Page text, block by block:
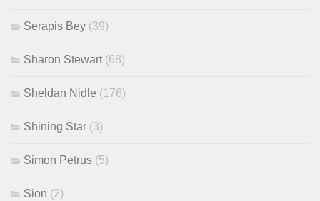
Serapis Bey (39)
Sharon Stewart(68)
Sheldan Nidle (176)
Shining Star (3)
Simon Petrus (5)
Sion (2)